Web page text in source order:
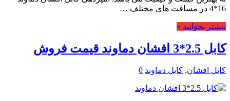
16*4 در مسافت های مختلف …
بیشتر بخوانید »
کابل 2.5*3 افشان دماوند قیمت فروش
کابل افشان, کابل دماوند 0